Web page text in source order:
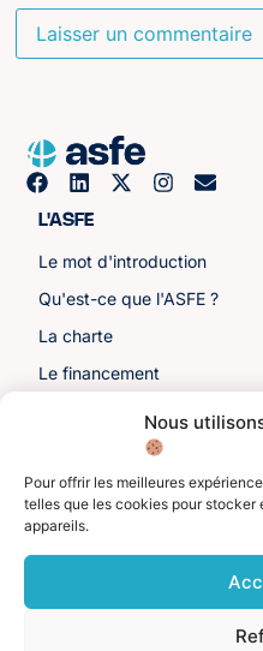
Nous
Pour offrir les meilleures
telles que les cookies pour
appareils.
L'ASFE
Le mot d'introduction
Qu'est-ce que l'ASFE ?
La charte
Le financement
Les sénateurs
Autre liens
Toutes les ressources
Contactez-nous